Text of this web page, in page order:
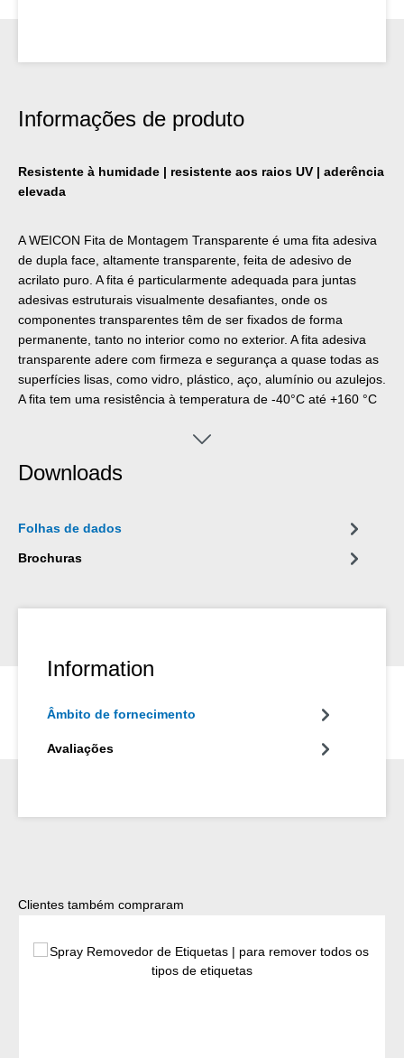
Informações de produto
Resistente à humidade | resistente aos raios UV | aderência
elevada
A WEICON Fita de Montagem Transparente é uma fita adesiva
de dupla face, altamente transparente, feita de adesivo de
acrilato puro. A fita é particularmente adequada para juntas
adesivas estruturais visualmente desafiantes, onde os
componentes transparentes têm de ser fixados de forma
permanente, tanto no interior como no exterior. A fita adesiva
transparente adere com firmeza e segurança a quase todas as
superfícies lisas, como vidro, plástico, aço, alumínio ou azulejos.
A fita tem uma resistência à temperatura de -40°C até +160 °C
os Adesivos e Vedantes WEICON, pode ser utilizada como
posicionamento seguro dos aderentes. A Fita de Montagem
exposições, a construção de cozinhas e mobiliário, o sector do
caravanismo, a construção de carroçarias e veículos, a
Downloads
Folhas de dados
Brochuras
Information
Âmbito de fornecimento
Avaliações
Ignorar a galeria de produtos
Clientes também compraram